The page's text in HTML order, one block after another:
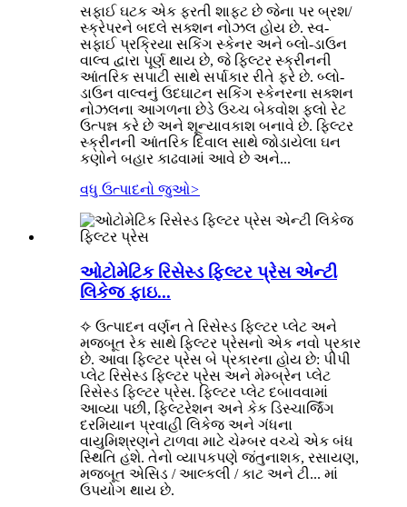
સફાઈ ઘટક એક ફરતી શાફ્ટ છે જેના પર બ્રશ/
સ્ક્રેપરને બદલે સક્શન નોઝલ હોય છે. સ્વ-
સફાઈ પ્રક્રિયા સકિંગ સ્કેનર અને બ્લો-ડાઉન
વાલ્વ દ્વારા પૂર્ણ થાય છે, જે ફિલ્ટર સ્ક્રીનની
આંતરિક સપાટી સાથે સર્પાકાર રીતે ફરે છે. બ્લો-
ડાઉન વાલ્વનું ઉદઘાટન સકિંગ સ્કેનરના સક્શન
નોઝલના આગળના છેડે ઉચ્ચ બેકવોશ ફ્લો રેટ
ઉત્પન્ન કરે છે અને શૂન્યાવકાશ બનાવે છે. ફિલ્ટર
સ્ક્રીનની આંતરિક દિવાલ સાથે જોડાયેલા ઘન
કણોને બહાર કાઢવામાં આવે છે અને...
વધુ ઉત્પાદનો જુઓ>
ઓટોમેટિક રિસેસ્ડ ફિલ્ટર પ્રેસ એન્ટી
લિકેજ ફાઇ...
✧ ઉત્પાદન વર્ણન તે રિસેસ્ડ ફિલ્ટર પ્લેટ અને
મજબૂત રેક સાથે ફિલ્ટર પ્રેસનો એક નવો પ્રકાર
છે. આવા ફિલ્ટર પ્રેસ બે પ્રકારના હોય છે: પીપી
પ્લેટ રિસેસ્ડ ફિલ્ટર પ્રેસ અને મેમ્બ્રેન પ્લેટ
રિસેસ્ડ ફિલ્ટર પ્રેસ. ફિલ્ટર પ્લેટ દબાવવામાં
આવ્યા પછી, ફિલ્ટરેશન અને કેક ડિસ્ચાર્જિંગ
દરમિયાન પ્રવાહી લિકેજ અને ગંધના
વાયુમિશ્રણને ટાળવા માટે ચેમ્બર વચ્ચે એક બંધ
સ્થિતિ હશે. તેનો વ્યાપકપણે જંતુનાશક, રસાયણ,
મજબૂત એસિડ / આલ્કલી / કાટ અને ટી... માં
ઉપયોગ થાય છે.